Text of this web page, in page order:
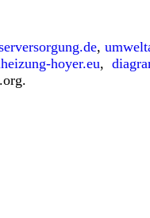
,
hoyer.eu,